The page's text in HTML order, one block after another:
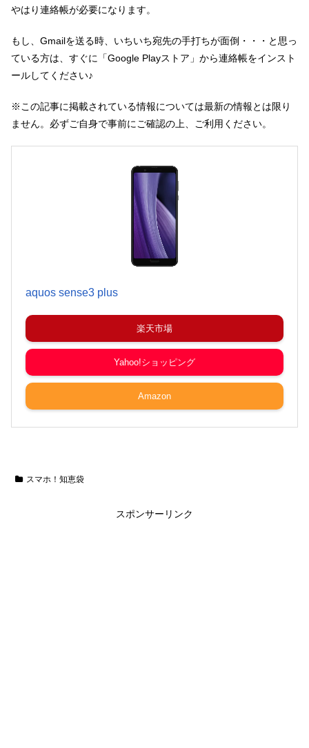
やはり連絡帳が必要になります。
もし、Gmailを送る時、いちいち宛先の手打ちが面倒・・・と思っ
ている方は、すぐに「Google Playストア」から連絡帳をインスト
ールしてください♪
※この記事に掲載されている情報については最新の情報とは限り
ません。必ずご自身で事前にご確認の上、ご利用ください。
aquos sense3 plus
楽天市場
Yahoo!ショッピング
Amazon
スマホ！知恵袋
スポンサーリンク